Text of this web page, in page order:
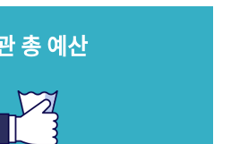
연구 역사
총 예산